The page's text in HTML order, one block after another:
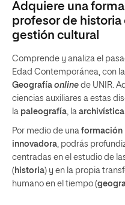
Adquiere una
profesor de historia
gestión cultural
Comprende y analiza el
Edad Contemporánea, con la
Geografía online de UNIR.
ciencias auxiliares a estas
la paleografía, la archivística
Por medio de una formación
innovadora, podrás
centradas en el estudio de
( historia) y en la propia
humano en el tiempo (